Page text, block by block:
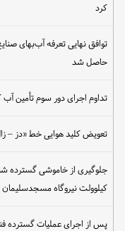
کرد
توافق نهایی تعرفه آب‌بهای
حاصل شد
تداوم اجرای دور سوم تأمین
تعویض کلید هوایی خط «دز –
کیلوولت نیروگاه مسجدسلیمان